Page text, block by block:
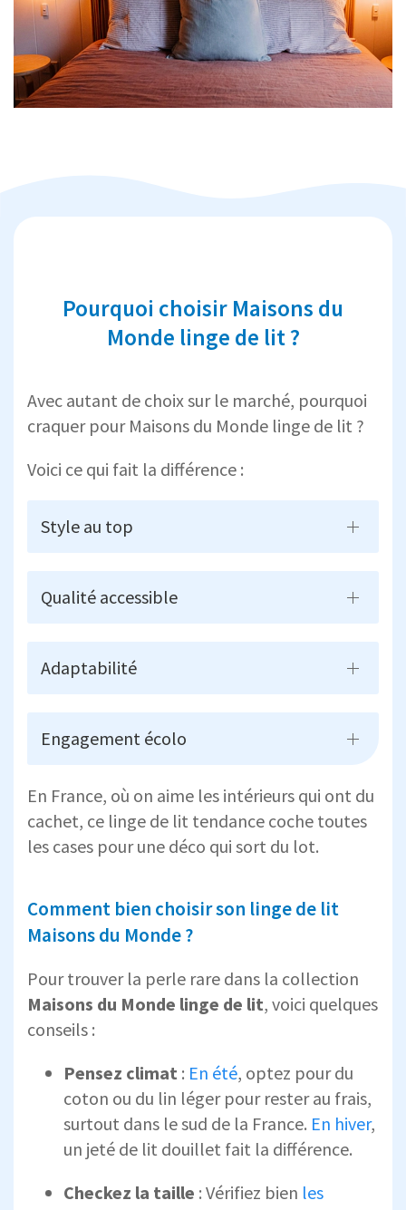
Pourquoi choisir Maisons du
Monde linge de lit ?
Avec autant de choix sur le marché, pourquoi
craquer pour Maisons du Monde linge de lit ?
Voici ce qui fait la différence :
Style au top
Qualité accessible
Adaptabilité
Engagement écolo
En France, où on aime les intérieurs qui ont du
cachet, ce linge de lit tendance coche toutes
les cases pour une déco qui sort du lot.
Comment bien choisir son linge de lit
Maisons du Monde ?
Pour trouver la perle rare dans la collection
Maisons du Monde linge de lit, voici quelques
conseils :
Pensez climat : En été, optez pour du
coton ou du lin léger pour rester au frais,
surtout dans le sud de la France. En hiver,
un jeté de lit douillet fait la différence.
Checkez la taille : Vérifiez bien les